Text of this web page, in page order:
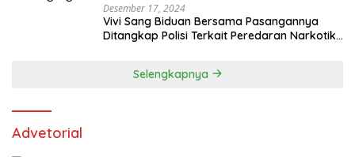
Desember 17, 2024
Vivi Sang Biduan Bersama Pasangannya
Ditangkap Polisi Terkait Peredaran Narkotika
Selengkapnya
Advetorial